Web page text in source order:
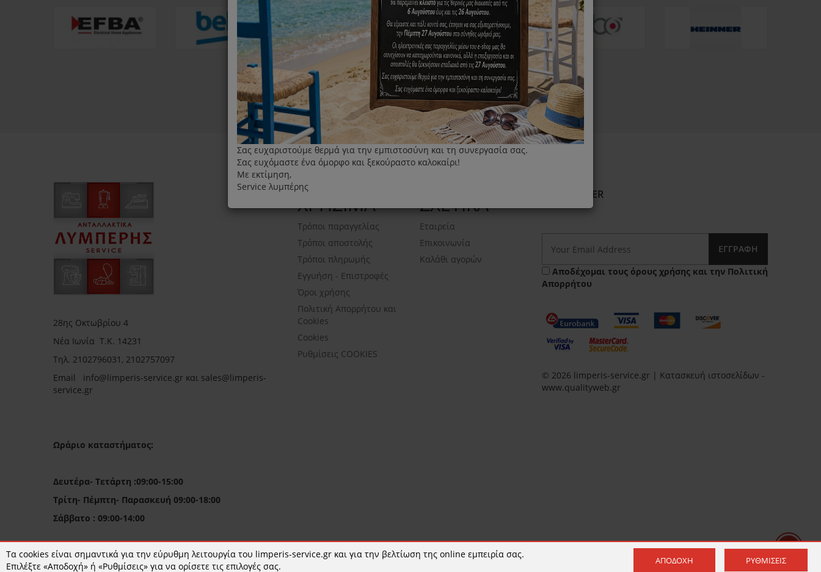
28ης Οκτωβρίου 4
Νέα Ιωνία Τ.Κ. 14231
Τηλ. 2102796031, 2102757097
Email info@limperis-service.gr και sales@limperis-
service.gr
Ωράριο καταστήματος:
Δευτέρα- Τετάρτη :09:00-15:00
Τρίτη- Πέμπτη- Παρασκευή 09:00-18:00
Σάββατο : 09:00-14:00
ΧΡΗΣΙΜΑ
Τρόποι παραγγελίας
Τρόποι αποστολής
Τρόποι πληρωμής
Εγγυήση - Επιστροφές
Όροι χρήσης
Πολιτική Απορρήτου και
Cookies
Cookies
Ρυθμίσεις COOKIES
ΣΧΕΤΙΚΑ
Εταιρεία
Επικοινωνία
Καλάθι αγορών
NEWSLETTER
ΕΓΓΡΑΦΉ
Αποδέχομαι τους όρους χρήσης και την Πολιτική
Απορρήτου
© 2026 limperis-service.gr | Κατασκευή ιστοσελίδων -
www.qualityweb.gr
Σας ευχαριστούμε θερμά για την εμπιστοσύνη και τη συνεργασία σας.
Σας ευχόμαστε ένα όμορφο και ξεκούραστο καλοκαίρι!
Με εκτίμηση,
Service λυμπέρης
Τα cookies είναι σημαντικά για την εύρυθμη λειτουργία του limperis-service.gr και για την βελτίωση της online εμπειρία σας.
Επιλέξτε «Αποδοχή» ή «Ρυθμίσεις» για να ορίσετε τις επιλογές σας.
ΑΠΟΔΟΧΉ ΡΥΘΜΊΣΕΙΣ